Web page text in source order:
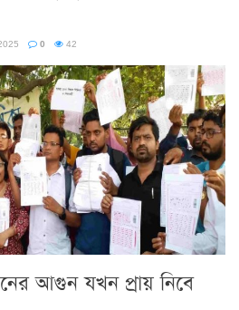
0 42
আগুন যখন প্রায় নিবে